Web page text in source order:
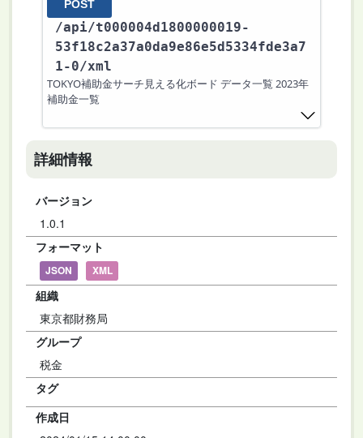
POST
/api/t000004d1800000019-
53f18c2a37a0da9e86e5d5334fde3a7
1-0/xml
TOKYO補助金サーチ見える化ボード データ一覧 2023年
補助金一覧
詳細情報
バージョン
1.0.1
フォーマット
JSON XML
組織
東京都財務局
グループ
税金
タグ
作成日